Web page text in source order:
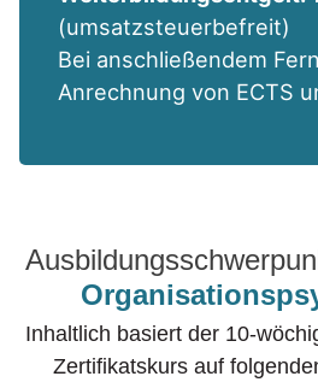
(umsatzsteuerbefreit)
Bei anschließendem
Anrechnung von ECTS
Inhaltlich basiert der 10-
Zertifikatskurs auf